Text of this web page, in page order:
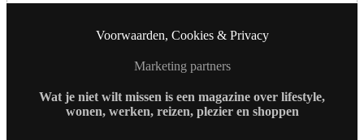
Voorwaarden, Cookies & Privacy
Marketing partners
Wat je niet wilt missen is een magazine over lifestyle,
wonen, werken, reizen, plezier en shoppen